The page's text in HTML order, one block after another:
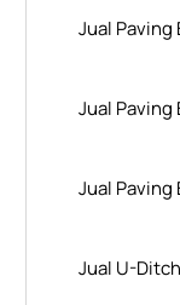
Jual Paving
Jual Paving
Jual Paving
Jual U-Ditch